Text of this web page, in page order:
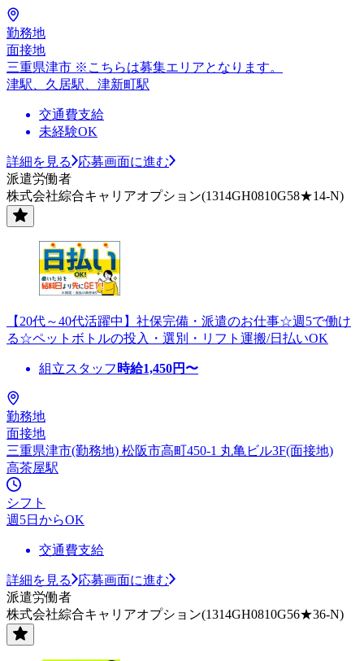
勤務地
面接地
三重県津市 ※こちらは募集エリアとなります。
津駅、久居駅、津新町駅
交通費支給
未経験OK
詳細を見る
応募画面に進む
派遣労働者
株式会社綜合キャリアオプション(1314GH0810G58★14-N)
【20代～40代活躍中】社保完備・派遣のお仕事☆週5で働け
る☆ペットボトルの投入・選別・リフト運搬/日払いOK
組立スタッフ 時給1,450円〜
勤務地
面接地
三重県津市(勤務地) 松阪市高町450-1 丸亀ビル3F(面接地)
高茶屋駅
シフト
週5日からOK
交通費支給
詳細を見る
応募画面に進む
派遣労働者
株式会社綜合キャリアオプション(1314GH0810G56★36-N)